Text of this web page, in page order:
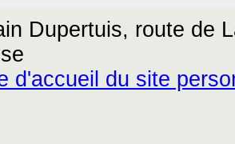
Dupertuis, route de
d'accueil du site